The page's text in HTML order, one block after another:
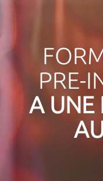
PRE-
A UNE